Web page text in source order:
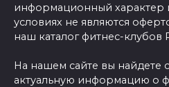
информационный характер
условиях не являются
наш каталог фитнес-клубов
На нашем сайте вы найдете
актуальную информацию о